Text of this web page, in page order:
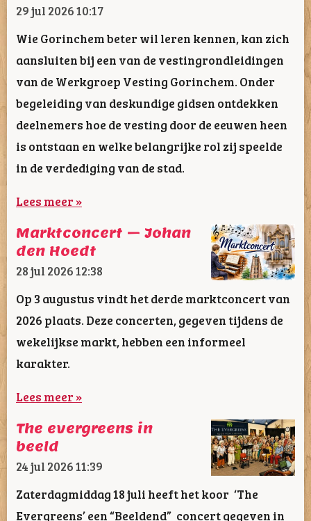
29 jul 202610:17
Wie Gorinchem beter wil leren kennen, kan zich
aansluiten bij een van de vestingrondleidingen
van de Werkgroep Vesting Gorinchem. Onder
begeleiding van deskundige gidsen ontdekken
deelnemers hoe de vesting door de eeuwen heen
is ontstaan en welke belangrijke rol zij speelde
in de verdediging van de stad.
Lees meer »
Marktconcert – Johan
den Hoedt
28 jul 202612:38
Op 3 augustus vindt het derde marktconcert van
2026 plaats. Deze concerten, gegeven tijdens de
wekelijkse markt, hebben een informeel
karakter.
Lees meer »
The evergreens in
beeld
24 jul 202611:39
Zaterdagmiddag 18 juli heeft het koor ‘The
Evergreens’ een “Beeldend” concert gegeven in